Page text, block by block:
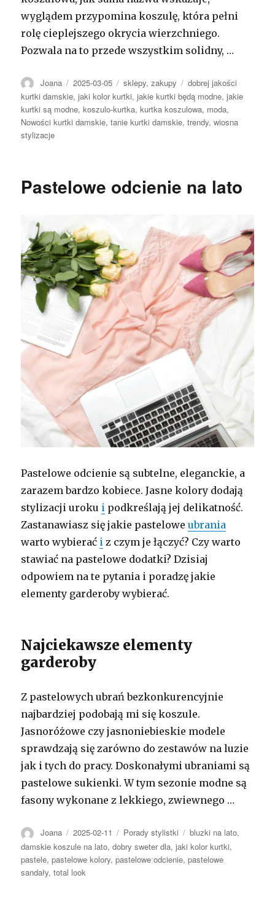
wyglądem przypomina koszulę, która pełni
rolę cieplejszego okrycia wierzchniego.
Pozwala na to przede wszystkim solidny, …
Autor
Joana Opublikowano
2025-03-05 Kategorie
sklepy,zakupy Tagi
dobrej jakości
kurtki damskie,jaki kolor kurtki,jakie kurtki będą modne,jakie
kurtki są modne,koszulo-kurtka,kurtka koszulowa, moda,
Nowości kurtki damskie,tanie kurtki damskie,trendy,wiosna
stylizacje
Pastelowe odcienie na lato
Pastelowe odcienie są subtelne, eleganckie, a
zarazem bardzo kobiece. Jasne kolory dodają
stylizacji uroku i podkreślają jej delikatność.
Zastanawiasz się jakie pasteloweubrania
warto wybierać i z czym je łączyć? Czy warto
stawiać na pastelowe dodatki? Dzisiaj
odpowiem na te pytania i poradzę jakie
elementy garderoby wybierać.
Najciekawsze elementy
garderoby
Z pastelowych ubrań bezkonkurencyjnie
najbardziej podobają mi się koszule.
Jasnoróżowe czy jasnoniebieskie modele
sprawdzają się zarówno do zestawów na luzie
jak i tych do pracy. Doskonałymi ubraniami są
pastelowe sukienki. W tym sezonie modne są
fasony wykonane z lekkiego, zwiewnego …
Autor
Joana Opublikowano
2025-02-11 Kategorie
Porady stylistki Tagi
bluzki na lato,
damskie koszule na lato,dobry sweter dla,jaki kolor kurtki,
pastele,pastelowe kolory,pastelowe odcienie,pastelowe
sandały,total look